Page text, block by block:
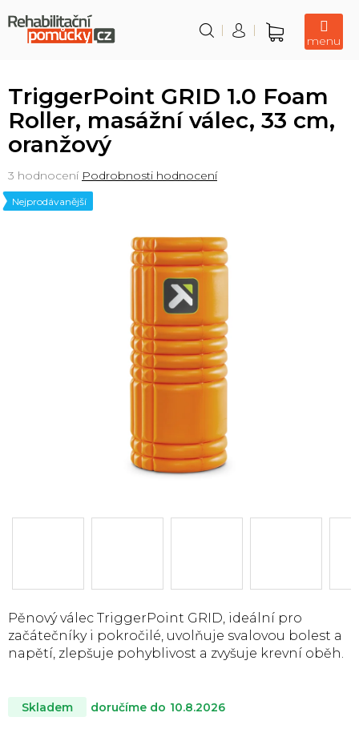
na
obsah
Nákupní
TriggerPoint GRID 1.0 Foam
Roller, masážní válec, 33 cm,
oranžový
Nejprodávanější
Průměrné
hodnocení
produktu
3 hodnocení Podrobnosti hodnocení
Skladem doručíme do 10.8.2026
Pěnový válec TriggerPoint GRID, ideální pro
začátečníky i pokročilé, uvolňuje svalovou bolest a
napětí, zlepšuje pohyblivost a zvyšuje krevní oběh.